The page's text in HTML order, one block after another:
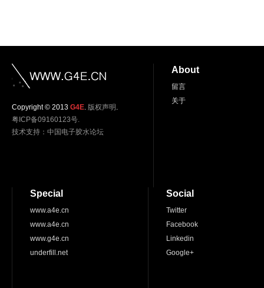
Copyright © 2013 G4E. 版权声明 .
粤ICP备09160123号.
技术支持： 中国电子胶水论坛
About
留言
关于
Special
www.a4e.cn
www.a4e.cn
www.g4e.cn
underfill.net
Social
Twitter
Facebook
Linkedin
Google+